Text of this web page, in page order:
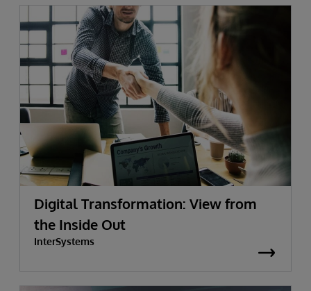
Digital Transformation: View from
the Inside Out
InterSystems